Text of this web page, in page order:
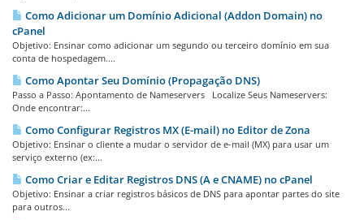
Como Adicionar um Domínio Adicional (Addon Domain) no
cPanel
Objetivo: Ensinar como adicionar um segundo ou terceiro domínio em sua
conta de hospedagem....
Como Apontar Seu Domínio (Propagação DNS)
Passo a Passo: Apontamento de Nameservers Localize Seus Nameservers:
Onde encontrar:...
Como Configurar Registros MX (E-mail) no Editor de Zona
Objetivo: Ensinar o cliente a mudar o servidor de e-mail (MX) para usar um
serviço externo (ex:...
Como Criar e Editar Registros DNS (A e CNAME) no cPanel
Objetivo: Ensinar a criar registros básicos de DNS para apontar partes do site
para outros...